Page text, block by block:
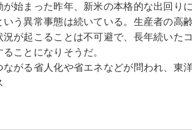
始まった昨年、新米の本格的な出回り
う異常事態は続いている。生産者の高
が起こることは不可避で、長年続いた
ことになりそうだ。
がる省人化や省エネなどが問われ、東